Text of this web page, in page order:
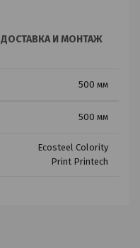
ДОСТАВКА И МОНТАЖ
500 мм
500 мм
Ecosteel Colority
Print Printech